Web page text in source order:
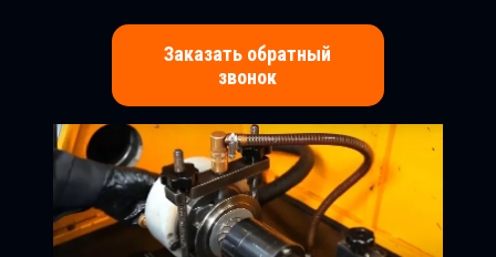
Заказать обратный
звонок